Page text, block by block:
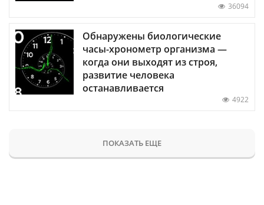
36094
Обнаружены биологические
часы-хронометр организма —
когда они выходят из строя,
развитие человека
останавливается
4922
ПОКАЗАТЬ ЕЩЕ